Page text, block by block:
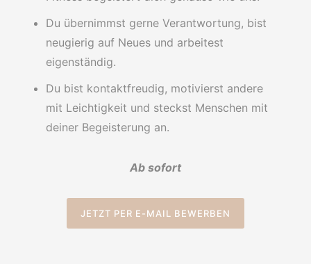
Du übernimmst gerne Verantwortung, bist
neugierig auf Neues und arbeitest
eigenständig.
Du bist kontaktfreudig, motivierst andere
mit Leichtigkeit und steckst Menschen mit
deiner Begeisterung an.
Ab sofort
JETZT PER E-MAIL BEWERBEN